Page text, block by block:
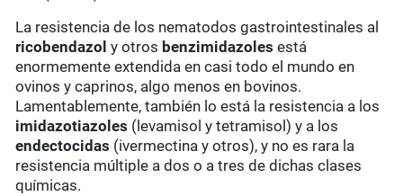
La resistencia de los nematodos gastrointestinales al
ricobendazoly otros benzimidazoles está
enormemente extendida en casi todo el mundo en
ovinos y caprinos, algo menos en bovinos.
Lamentablemente, también lo está la resistencia a los
imidazotiazoles (levamisol y tetramisol) y a los
endectocidas (ivermectina y otros), y no es rara la
resistencia múltiple a dos o a tres de dichas clases
químicas.